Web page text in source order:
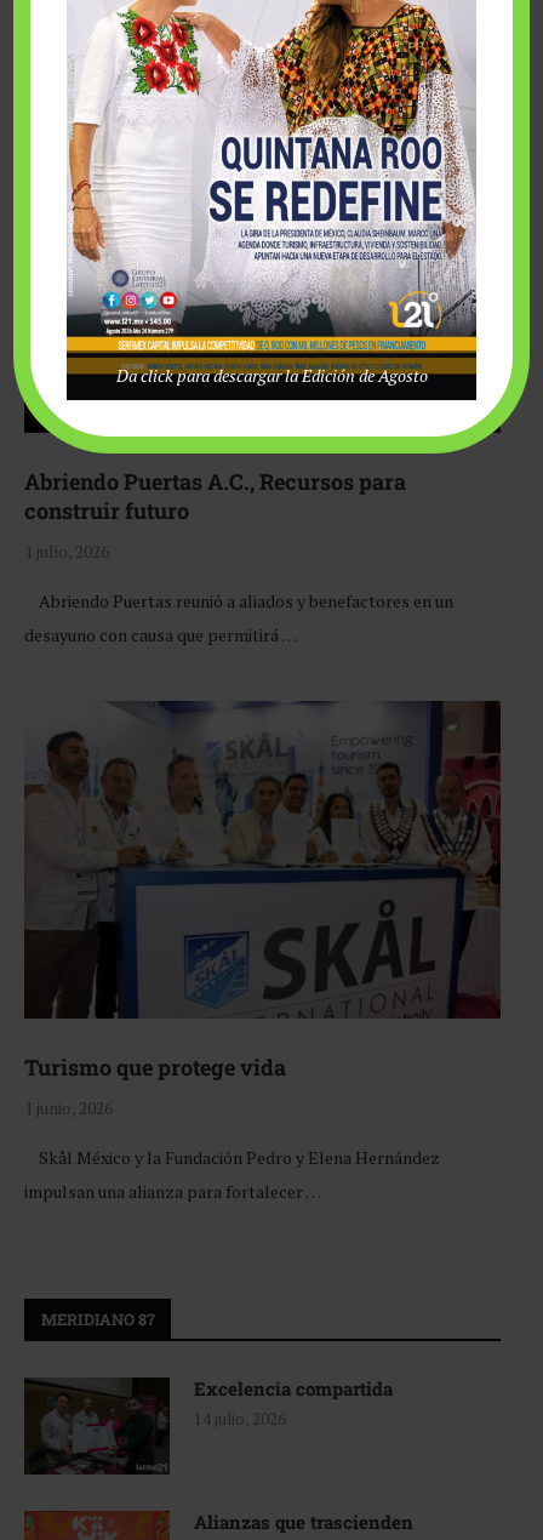
Fairmont Mayakoba y Make-A-Wish México unieron
esfuerzos para hacer realidad el deseo de una …
Abriendo Puertas A.C., Recursos para
construir futuro
1 julio, 2026
Abriendo Puertas reunió a aliados y benefactores en un
desayuno con causa que permitirá …
Turismo que protege vida
1 junio, 2026
Skål México y la Fundación Pedro y Elena Hernández
impulsan una alianza para fortalecer …
MERIDIANO 87
Excelencia compartida
14 julio, 2026
Alianzas que trascienden
Da click para descargar la Edición de Agosto